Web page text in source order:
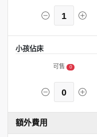
1
小孩佔床
可售 0
0
額外費用